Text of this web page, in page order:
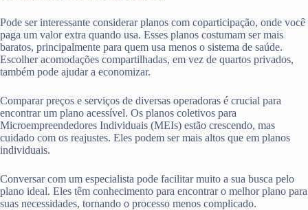
Pode ser interessante considerar planos com coparticipação, onde você
paga um valor extra quando usa. Esses planos costumam ser mais
baratos, principalmente para quem usa menos o sistema de saúde.
Escolher acomodações compartilhadas, em vez de quartos privados,
também pode ajudar a economizar.
Comparar preços e serviços de diversas operadoras é crucial para
encontrar um plano acessível. Os planos coletivos para
Microempreendedores Individuais (MEIs) estão crescendo, mas
cuidado com os reajustes. Eles podem ser mais altos que em planos
individuais.
Conversar com um especialista pode facilitar muito a sua busca pelo
plano ideal. Eles têm conhecimento para encontrar o melhor plano para
suas necessidades, tornando o processo menos complicado.